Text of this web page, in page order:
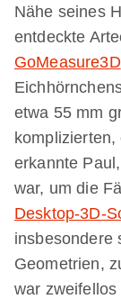
Nähe seines
entdeckte
GoMeasure3D
etwa 55 mm
erkannte
war, um die
Desktop-3D-
insbesondere
Geometrien,
war